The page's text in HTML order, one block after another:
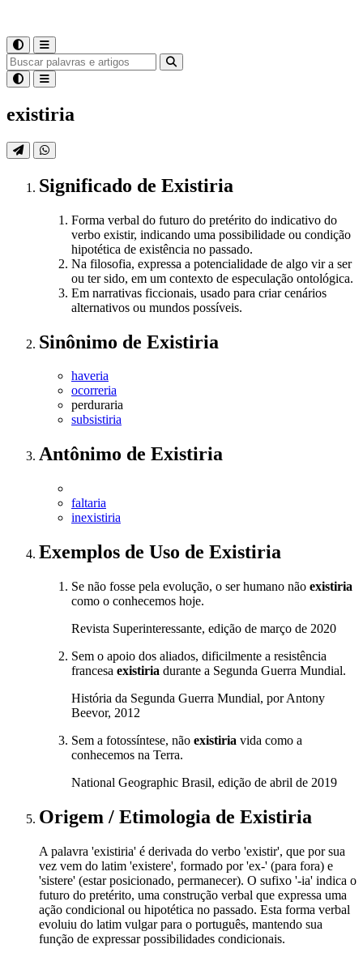
existiria
Significado de Existiria
Forma verbal do futuro do pretérito do indicativo do
verbo existir, indicando uma possibilidade ou condição
hipotética de existência no passado.
Na filosofia, expressa a potencialidade de algo vir a ser
ou ter sido, em um contexto de especulação ontológica.
Em narrativas ficcionais, usado para criar cenários
alternativos ou mundos possíveis.
Sinônimo de Existiria
haveria
ocorreria
perduraria
subsistiria
Antônimo de Existiria
faltaria
inexistiria
Exemplos de Uso de Existiria
Se não fosse pela evolução, o ser humano não existiria
como o conhecemos hoje.
Revista Superinteressante, edição de março de 2020
Sem o apoio dos aliados, dificilmente a resistência
francesa existiria durante a Segunda Guerra Mundial.
História da Segunda Guerra Mundial, por Antony
Beevor, 2012
Sem a fotossíntese, não existiria vida como a
conhecemos na Terra.
National Geographic Brasil, edição de abril de 2019
Origem / Etimologia de Existiria
A palavra 'existiria' é derivada do verbo 'existir', que por sua
vez vem do latim 'existere', formado por 'ex-' (para fora) e
'sistere' (estar posicionado, permanecer). O sufixo '-ia' indica o
futuro do pretérito, uma construção verbal que expressa uma
ação condicional ou hipotética no passado. Esta forma verbal
evoluiu do latim vulgar para o português, mantendo sua
função de expressar possibilidades condicionais.